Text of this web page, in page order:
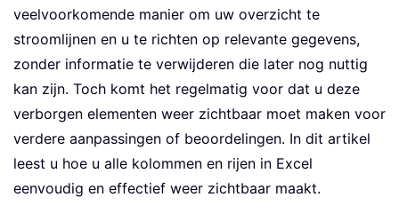
veelvoorkomende manier om uw overzicht te
stroomlijnen en u te richten op relevante gegevens,
zonder informatie te verwijderen die later nog nuttig
kan zijn. Toch komt het regelmatig voor dat u deze
verborgen elementen weer zichtbaar moet maken voor
verdere aanpassingen of beoordelingen. In dit artikel
leest u hoe u alle kolommen en rijen in Excel
eenvoudig en effectief weer zichtbaar maakt.